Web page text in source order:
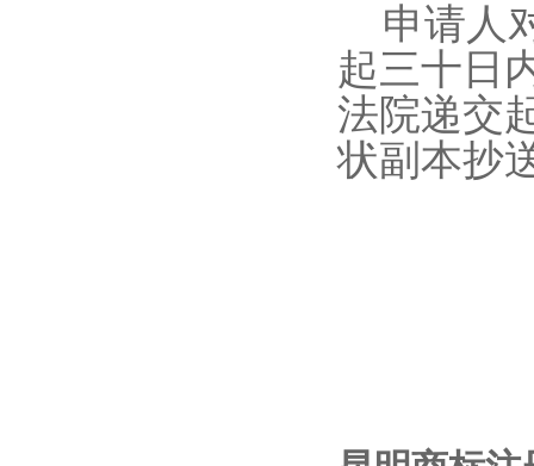
申请人
起三十日
法院递交
状副本抄